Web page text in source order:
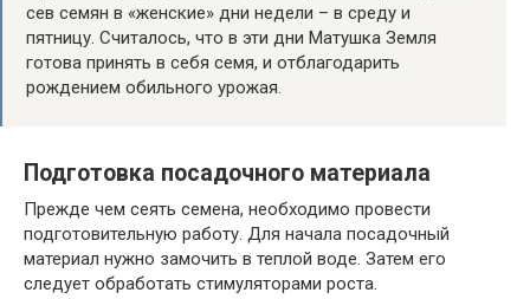
сев семян в «женские» дни недели – в среду и
пятницу. Считалось, что в эти дни Матушка Земля
готова принять в себя семя, и отблагодарить
рождением обильного урожая.
Подготовка посадочного материала
Прежде чем сеять семена, необходимо провести
подготовительную работу. Для начала посадочный
материал нужно замочить в теплой воде. Затем его
следует обработать стимуляторами роста.